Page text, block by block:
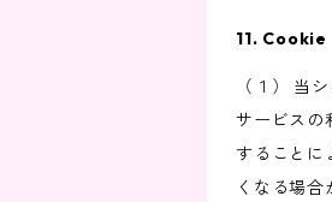
11. Cookie
（１） 当
サービスの
することに
くなる場合